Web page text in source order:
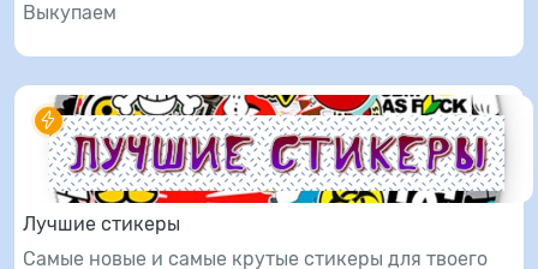
Выкупаем
Лучшие стикеры
Самые новые и самые крутые стикеры для твоего